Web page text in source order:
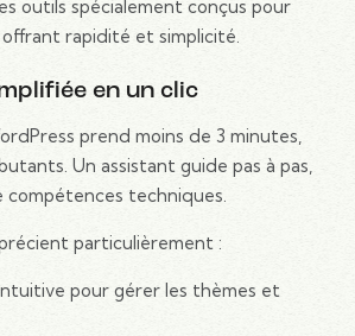
outils spécialement conçus pour
rapidité et simplicité.
en un clic
prend moins de 3 minutes,
Un assistant guide pas à pas,
compétences techniques.
particulièrement :
pour gérer les thèmes et